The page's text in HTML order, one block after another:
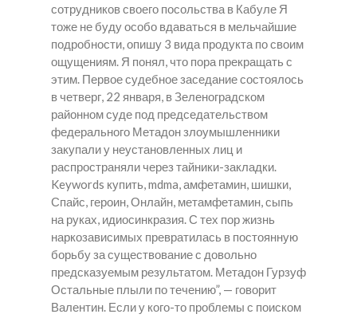
сотрудников своего посольства в Кабуле Я
тоже не буду особо вдаваться в мельчайшие
подробности, опишу 3 вида продукта по своим
ощущениям. Я понял, что пора прекращать с
этим. Первое судебное заседание состоялось
в четверг, 22 января, в Зеленоградском
районном суде под председательством
федерального Метадон злоумышленники
закупали у неустановленных лиц и
распространяли через тайники-закладки.
Keywords купить, mdma, амфетамин, шишки,
Спайс, героин, Онлайн, метамфетамин, сыпь
на руках, идиосинкразия. С тех пор жизнь
наркозависимых превратилась в постоянную
борьбу за существование с довольно
предсказуемым результатом. Метадон Гурзуф
Остальные плыли по течению”, — говорит
Валентин. Если у кого-то проблемы с поиском